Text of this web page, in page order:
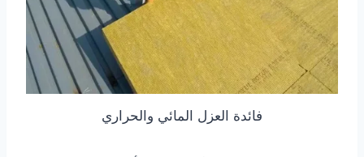
فائدة العزل المائي والحراري